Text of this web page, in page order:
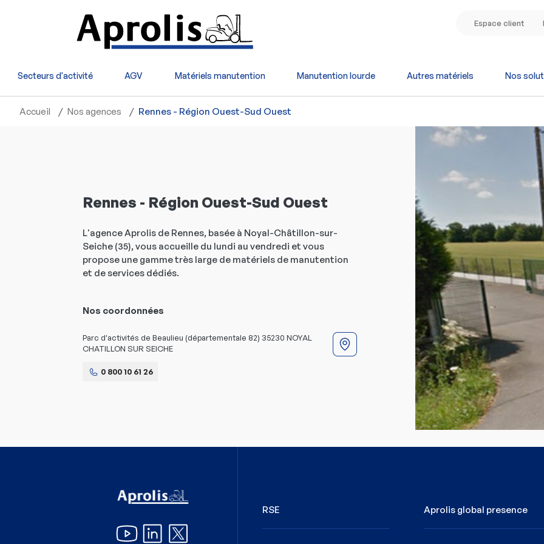
Espace client
Secteurs d'activité AGV Matériels manutention Manutention lourde Autres matériels Nos
Accueil Nos agences Rennes - Région Ouest-Sud Ouest
Rennes - Région Ouest-Sud Ouest
L'agence Aprolis de Rennes, basée à Noyal-Châtillon-sur-
Seiche (35), vous accueille du lundi au vendredi et vous
propose une gamme très large de matériels de manutention
et de services dédiés.
Nos coordonnées
Parc d'activités de Beaulieu (départementale 82) 35230 NOYAL
CHATILLON SUR SEICHE
0 800 10 61 26
RSE Aprolis global presence